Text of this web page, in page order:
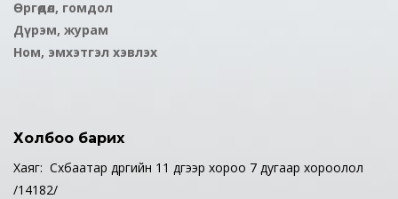
Өргөдөл, гомдол
Дүрэм, журам
Ном, эмхэтгэл хэвлэх
Холбоо барих
Хаяг: Сүхбаатар дүүргийн 11 дүгээр хороо 7 дугаар хороолол
/14182/